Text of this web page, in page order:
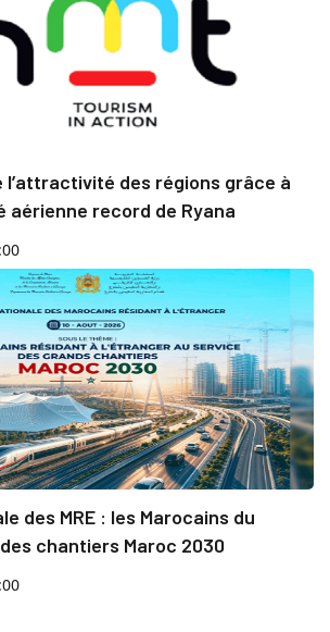
l’attractivité des régions grâce à
aérienne record de Ryana
des MRE : les Marocains du
chantiers Maroc 2030